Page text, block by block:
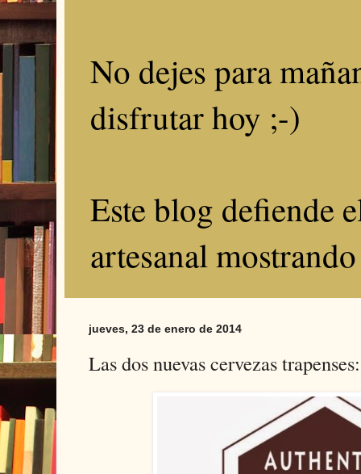
No dejes para
disfrutar hoy ;-)
Este blog defiende
artesanal
jueves, 23 de enero de 2014
Las dos nuevas cervezas